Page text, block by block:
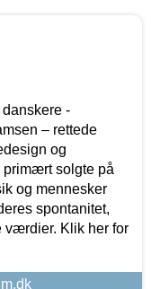
-
– rettede
og
primært solgte på
og mennesker
spontanitet,
værdier. Klik her for